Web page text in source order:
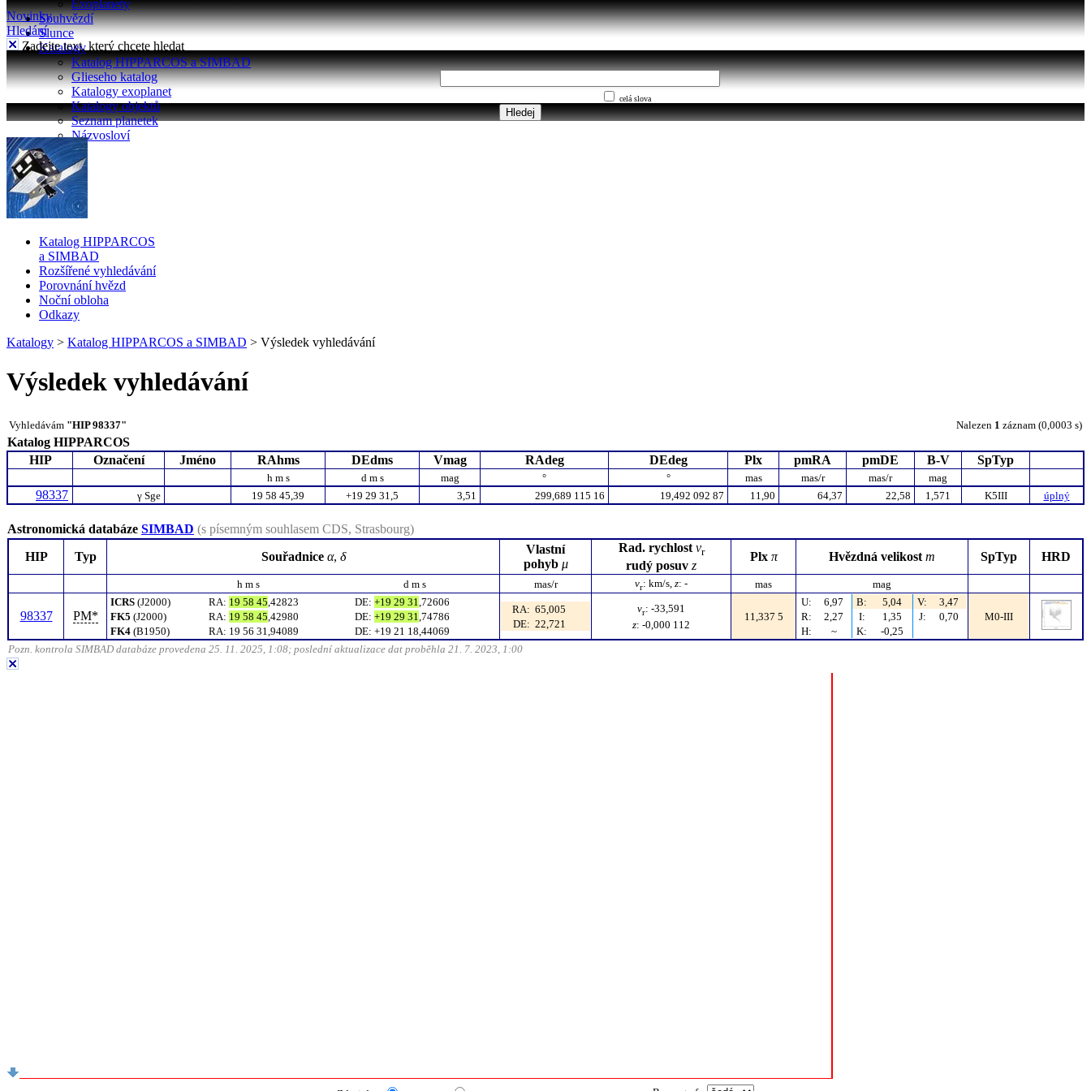
Exoplanety
Souhvězdí
Slunce
Katalogy
Katalog HIPPARCOS a SIMBAD
Glieseho katalog
Katalogy exoplanet
Katalogy objektů
Seznam planetek
Názvosloví
Novinky
Hledání
Zadejte text, který chcete hledat
celá slova
Katalog HIPPARCOS
a SIMBAD
Rozšířené vyhledávání
Porovnání hvězd
Noční obloha
Odkazy
Katalogy > Katalog HIPPARCOS a SIMBAD > Výsledek vyhledávání
Výsledek vyhledávání
Vyhledávám "HIP 98337" Nalezen 1 záznam (0,0003 s)
Katalog HIPPARCOS
HIP
Označení Jméno RAhms DEdms Vmag RAdeg DEdeg Plx pmRA pmDE B-V SpTyp
h m s d m s mag ° ° mas mas/r mas/r mag
98337 γ Sge 19 58 45,39 +19 29 31,5 3,51 299,689 115 16 19,492 092 87 11,90 64,37 22,58 1,571 K5III úplný
Astronomická databáze SIMBAD (s písemným souhlasem CDS, Strasbourg)
HIP
Typ Souřadnice α, δ
Vlastní
pohyb μ
Rad.rychlost vr
rudý posuv z
Plx π Hvězdná velikost m SpTyp HRD
h m s d m s mas/r vr: km/s z: - mas mag
98337 PM*
ICRS (J2000) RA: 19 58 45 ,42823 DE: +19 29 31 ,72606
FK5 (J2000) RA: 19 58 45 ,42980 DE: +19 29 31 ,74786
FK4 (B1950) RA: 19 56 31,94089 DE: +19 21 18,44069
RA: 65,005
DE: 22,721
vr: -33,591
z: -0,000 112
11,337 5
U: 6,97 B: 5,04 V:
3,47
R:
2,27 I: 1,35 J:
0,70
H:
~ K: -0,25
M0-III
Pozn. kontrola SIMBAD databáze provedena 25. 11. 2025, 1:08; poslední aktualizace dat proběhla 21. 7. 2023, 1:00